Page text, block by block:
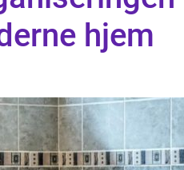
hjem